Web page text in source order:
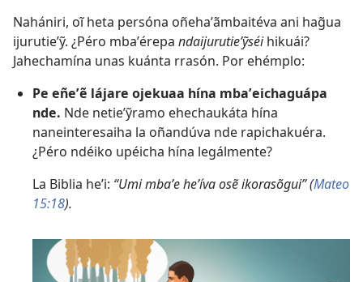
Nahániri, oĩ heta persóna oñehaʼãmbaitéva ani hag̃ua
ijurutieʼỹ. ¿Péro mbaʼérepa ndaijurutieʼỹséihikuái?
Jahechamína unas kuánta rrasón. Por ehémplo:
Pe eñeʼẽ lájare ojekuaa hína mbaʼeichaguápa
nde. Nde netieʼỹramo ehechaukáta hína
naneinteresaiha la oñandúva nde rapichakuéra.
¿Péro ndéiko upéicha hína legálmente?
La Biblia heʼi: “Umi mbaʼe heʼíva osẽ ikorasõgui” (Mateo
15:18).